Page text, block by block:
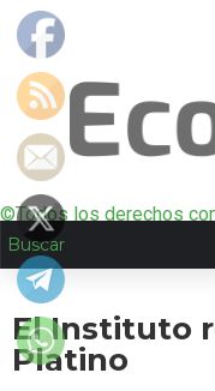
©Todos los derechos
El Instituto
Platino